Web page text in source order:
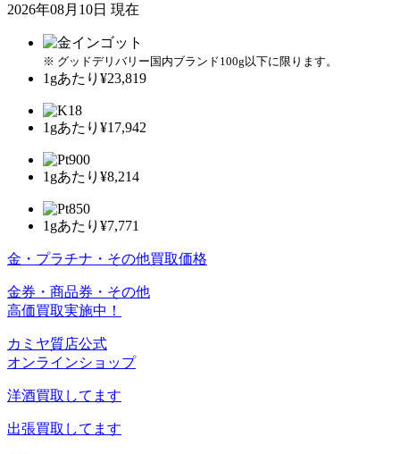
2026年08月10日 現在
※ グッドデリバリー国内ブランド100g以下に限ります。
1gあたり ¥23,819
1gあたり ¥17,942
1gあたり ¥8,214
1gあたり ¥7,771
金・プラチナ・その他買取価格
金券・商品券・その他
高価買取実施中！
カミヤ質店公式
オンラインショップ
洋酒買取してます
出張買取 してます